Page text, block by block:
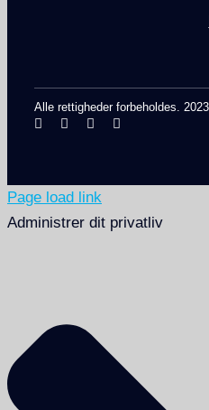
Alle rettigheder forbeholdes.
Page load link
Administrer dit privatliv